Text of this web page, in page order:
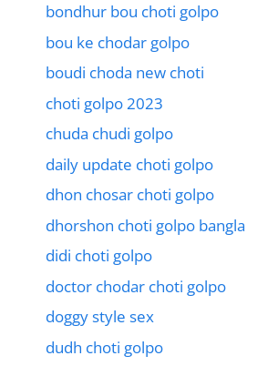
bondhur bou choti golpo
bou ke chodar golpo
boudi choda new choti
choti golpo 2023
chuda chudi golpo
daily update choti golpo
dhon chosar choti golpo
dhorshon choti golpo bangla
didi choti golpo
doctor chodar choti golpo
doggy style sex
dudh choti golpo